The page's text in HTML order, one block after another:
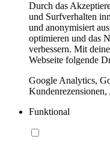
Durch das
und Surfverhalten
und anonymisiert
optimieren und das
verbessern. Mit
Webseite folgende
Google Analytics,
Funktional